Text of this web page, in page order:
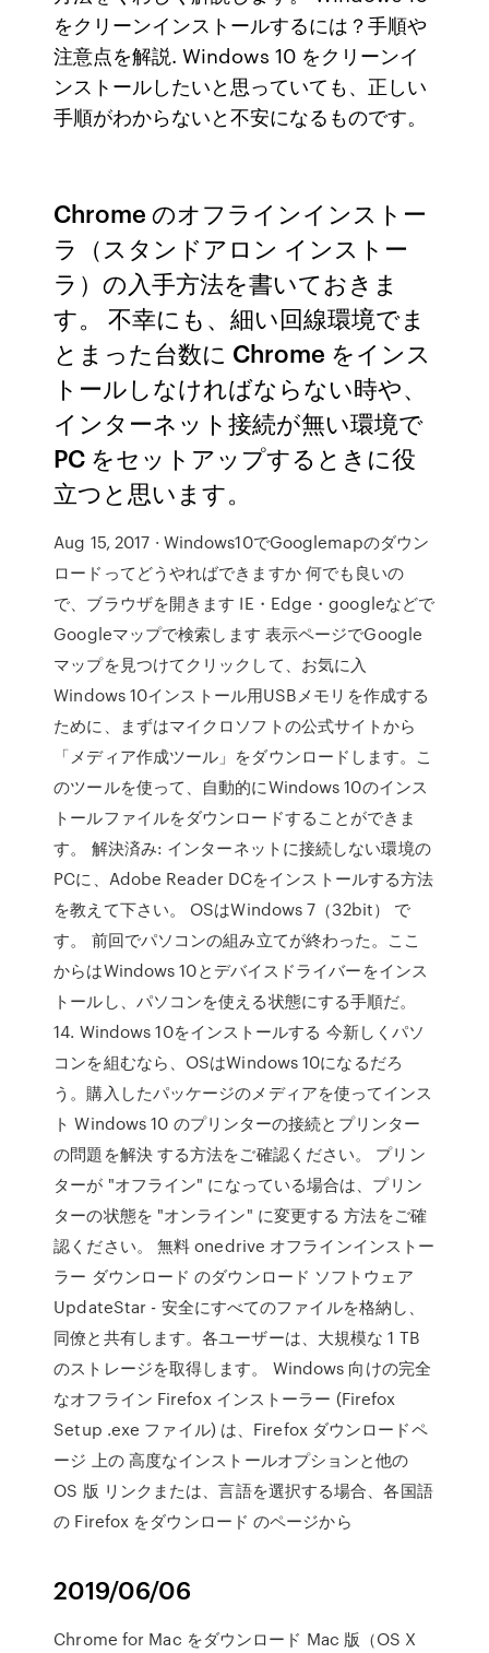
をクリーンインストールするには？手順や
注意点を解説. Windows 10 をクリーンイ
ンストールしたいと思っていても、正しい
手順がわからないと不安になるものです。
Chrome のオフラインインストー
ラ（スタンドアロン インストー
ラ）の入手方法を書いておきま
す。 不幸にも、細い回線環境でま
とまった台数に Chrome をインス
トールしなければならない時や、
インターネット接続が無い環境で
PC をセットアップするときに役
立つと思います。
Aug 15, 2017 · Windows10でGooglemapのダウン
ロードってどうやればできますか 何でも良いの
で、ブラウザを開きます IE・Edge・googleなどで
Googleマップで検索します 表示ページでGoogle
マップを見つけてクリックして、お気に入
Windows 10インストール用USBメモリを作成する
ために、まずはマイクロソフトの公式サイトから
「メディア作成ツール」をダウンロードします。こ
のツールを使って、自動的にWindows 10のインス
トールファイルをダウンロードすることができま
す。 解決済み: インターネットに接続しない環境の
PCに、Adobe Reader DCをインストールする方法
を教えて下さい。 OSはWindows 7（32bit） で
す。 前回でパソコンの組み立てが終わった。ここ
からはWindows 10とデバイスドライバーをインス
トールし、パソコンを使える状態にする手順だ。
14. Windows 10をインストールする 今新しくパソ
コンを組むなら、OSはWindows 10になるだろ
う。購入したパッケージのメディアを使ってインス
ト Windows 10 のプリンターの接続とプリンター
の問題を解決 する方法をご確認ください。 プリン
ターが "オフライン" になっている場合は、プリン
ターの状態を "オンライン" に変更する 方法をご確
認ください。 無料 onedrive オフラインインストー
ラー ダウンロード のダウンロード ソフトウェア
UpdateStar - 安全にすべてのファイルを格納し、
同僚と共有します。各ユーザーは、大規模な 1 TB
のストレージを取得します。 Windows 向けの完全
なオフライン Firefox インストーラー (Firefox
Setup .exe ファイル) は、Firefox ダウンロードペ
ージ 上の 高度なインストールオプションと他の
OS 版 リンクまたは、言語を選択する場合、各国語
の Firefox をダウンロード のページから
2019/06/06
Chrome for Mac をダウンロード Mac 版（OS X